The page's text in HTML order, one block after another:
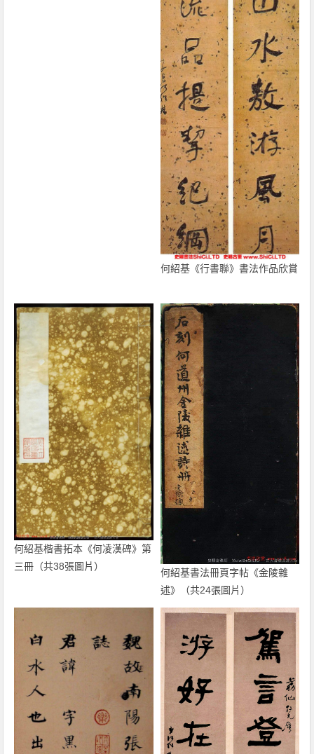
何紹基《行書聯》書法作品欣賞
何紹基楷書拓本《何凌漢碑》第
三冊（共38張圖片）
何紹基書法冊頁字帖《金陵雜
述》（共24張圖片）